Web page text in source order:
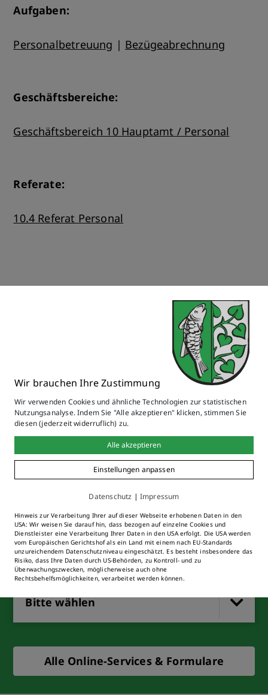
Aufgaben:
Personalbetreuung | Bezügeabrechnung
Geschäftsbereiche:
Geschäftsbereich 10 Hauptamt / Personal
Referate:
10.4 Referat Personal
alle Personen anzeigen
Kontakt als vCard
Online Anträge & Formulare
Bitte wählen
Alle Online-Services & Formulare
Wir brauchen Ihre Zustimmung
Wir verwenden Cookies und ähnliche Technologien zur statistischen
Nutzungsanalyse. Indem Sie "Alle akzeptieren" klicken, stimmen Sie
diesen (jederzeit widerruflich) zu.
Alle akzeptieren
Einstellungen anpassen
Datenschutz | Impressum
Hinweis zur Verarbeitung Ihrer auf dieser Webseite erhobenen Daten in den
USA: Wir weisen Sie darauf hin, dass bezogen auf einzelne Cookies und
Dienstleister eine Verarbeitung Ihrer Daten in den USA erfolgt. Die USA werden
vom Europäischen Gerichtshof als ein Land mit einem nach EU-Standards
unzureichendem Datenschutzniveau eingeschätzt. Es besteht insbesondere das
Risiko, dass Ihre Daten durch US-Behörden, zu Kontroll- und zu
Überwachungszwecken, möglicherweise auch ohne
Rechtsbehelfsmöglichkeiten, verarbeitet werden können.